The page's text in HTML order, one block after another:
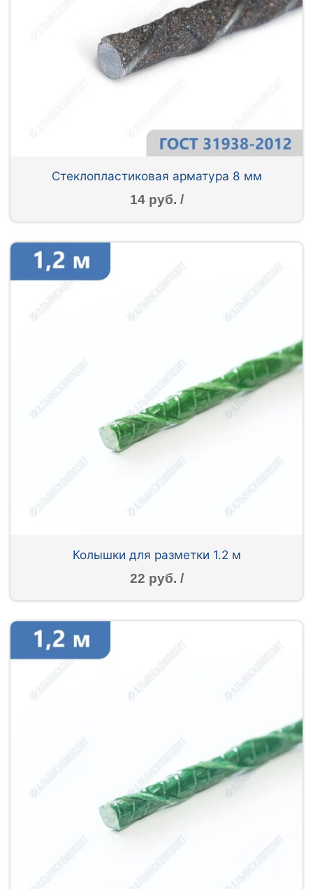
Стеклопластиковая арматура 8 мм
14 руб. /
Колышки для разметки 1.2 м
22 руб. /